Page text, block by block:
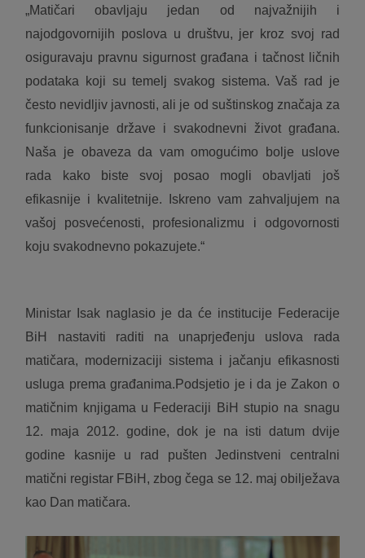
„Matičari obavljaju jedan od najvažnijih i
najodgovornijih poslova u društvu, jer kroz svoj rad
osiguravaju pravnu sigurnost građana i tačnost ličnih
podataka koji su temelj svakog sistema. Vaš rad je
često nevidljiv javnosti, ali je od suštinskog značaja za
funkcionisanje države i svakodnevni život građana.
Naša je obaveza da vam omogućimo bolje uslove
rada kako biste svoj posao mogli obavljati još
efikasnije i kvalitetnije. Iskreno vam zahvaljujem na
vašoj posvećenosti, profesionalizmu i odgovornosti
koju svakodnevno pokazujete.“
Ministar Isak naglasio je da će institucije Federacije
BiH nastaviti raditi na unaprjeđenju uslova rada
matičara, modernizaciji sistema i jačanju efikasnosti
usluga prema građanima.Podsjetio je i da je Zakon o
matičnim knjigama u Federaciji BiH stupio na snagu
12. maja 2012. godine, dok je na isti datum dvije
godine kasnije u rad pušten Jedinstveni centralni
matični registar FBiH, zbog čega se 12. maj obilježava
kao Dan matičara.